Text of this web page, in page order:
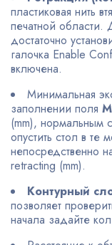
пластиковая нить
печатной области.
достаточно
галочка Enable
включена.
Минимальная
заполнении поля
(mm), нормальным
опустить стол в те
непосредственно
retracting (mm).
Контурный
позволяет
начала задайте